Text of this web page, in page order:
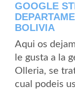
GOOGLE
BOLIVIA
Aqui os
le gusta a la
Olleria, se
cual podeis